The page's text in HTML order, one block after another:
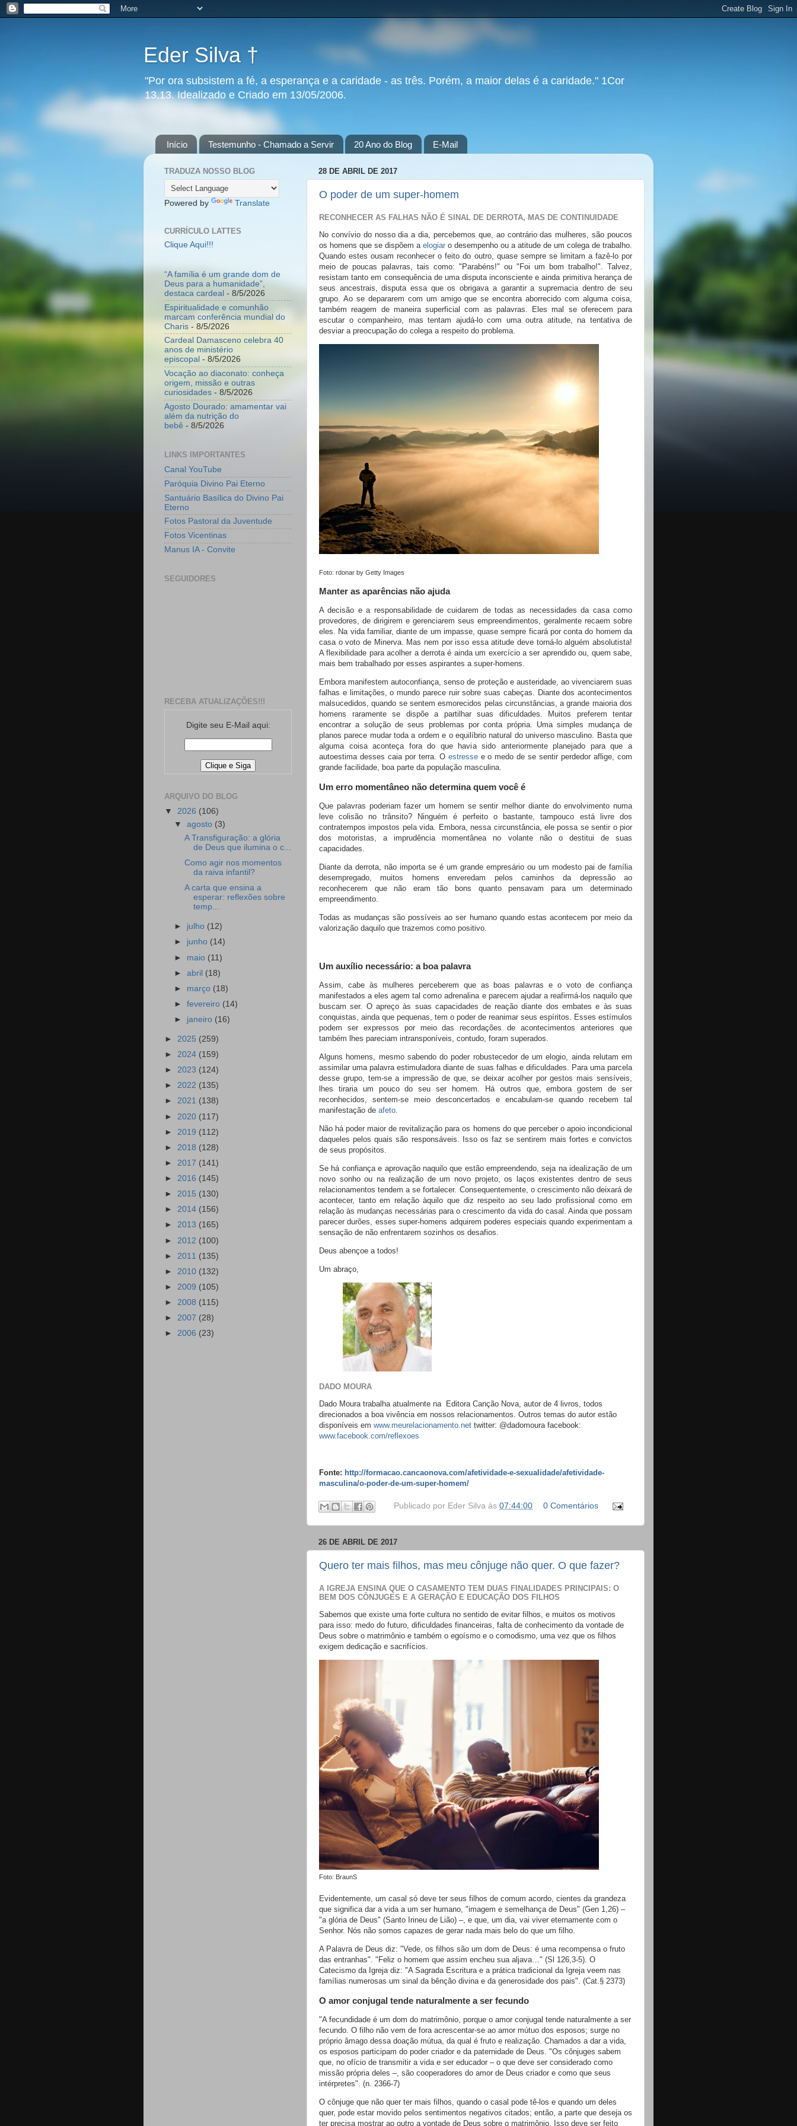
Eder Silva †
"Por ora subsistem a fé, a esperança e a caridade - as três. Porém, a maior delas é a caridade." 1Cor
13,13. Idealizado e Criado em 13/05/2006.
Início Testemunho - Chamado a Servir 20 Ano do Blog E-Mail
28 DE ABRIL DE 2017
O poder de um super-homem
RECONHECER AS FALHAS NÃO É SINAL DE DERROTA, MAS DE CONTINUIDADE
No convívio do nosso dia a dia, percebemos que, ao contrário das mulheres, são poucos
os homens que se dispõem a elogiar o desempenho ou a atitude de um colega de trabalho.
Quando estes ousam reconhecer o feito do outro, quase sempre se limitam a fazê-lo por
meio de poucas palavras, tais como: "Parabéns!" ou "Foi um bom trabalho!". Talvez,
resistam tanto em consequência de uma disputa inconsciente e ainda primitiva herança de
seus ancestrais, disputa essa que os obrigava a garantir a supremacia dentro de seu
grupo. Ao se depararem com um amigo que se encontra aborrecido com alguma coisa,
também reagem de maneira superficial com as palavras. Eles mal se oferecem para
escutar o companheiro, mas tentam ajudá-lo com uma outra atitude, na tentativa de
desviar a preocupação do colega a respeito do problema.
Foto: rdonar by Getty Images
Manter as aparências não ajuda
A decisão e a responsabilidade de cuidarem de todas as necessidades da casa como
provedores, de dirigirem e gerenciarem seus empreendimentos, geralmente recaem sobre
eles. Na vida familiar, diante de um impasse, quase sempre ficará por conta do homem da
casa o voto de Minerva. Mas nem por isso essa atitude deve torná-lo alguém absolutista!
A flexibilidade para acolher a derrota é ainda um exercício a ser aprendido ou, quem sabe,
mais bem trabalhado por esses aspirantes a super-homens.
Embora manifestem autoconfiança, senso de proteção e austeridade, ao vivenciarem suas
falhas e limitações, o mundo parece ruir sobre suas cabeças. Diante dos acontecimentos
malsucedidos, quando se sentem esmorecidos pelas circunstâncias, a grande maioria dos
homens raramente se dispõe a partilhar suas dificuldades. Muitos preferem tentar
encontrar a solução de seus problemas por conta própria. Uma simples mudança de
planos parece mudar toda a ordem e o equilíbrio natural do universo masculino. Basta que
alguma coisa aconteça fora do que havia sido anteriormente planejado para que a
autoestima desses caia por terra. O estressee o medo de se sentir perdedor aflige, com
grande facilidade, boa parte da população masculina.
Um erro momentâneo não determina quem você é
Que palavras poderiam fazer um homem se sentir melhor diante do envolvimento numa
leve colisão no trânsito? Ninguém é perfeito o bastante, tampouco está livre dos
contratempos impostos pela vida. Embora, nessa circunstância, ele possa se sentir o pior
dos motoristas, a imprudência momentânea no volante não o destitui de suas
capacidades.
Diante da derrota, não importa se é um grande empresário ou um modesto pai de família
desempregado, muitos homens enveredam pelos caminhos da depressão ao
reconhecerem que não eram tão bons quanto pensavam para um determinado
empreendimento.
Todas as mudanças são possíveis ao ser humano quando estas acontecem por meio da
valorização daquilo que trazemos como positivo.
Um auxílio necessário: a boa palavra
Assim, cabe às mulheres perceberem que as boas palavras e o voto de confiança
manifestados a eles agem tal como adrenalina e parecem ajudar a reafirmá-los naquilo que
buscam ser. O apreço às suas capacidades de reação diante dos embates e às suas
conquistas, ainda que pequenas, tem o poder de reanimar seus espíritos. Esses estímulos
podem ser expressos por meio das recordações de acontecimentos anteriores que
também lhes pareciam intransponíveis, contudo, foram superados.
Alguns homens, mesmo sabendo do poder robustecedor de um elogio, ainda relutam em
assimilar uma palavra estimuladora diante de suas falhas e dificuldades. Para uma parcela
desse grupo, tem-se a impressão de que, se deixar acolher por gestos mais sensíveis,
lhes tiraria um pouco do seu ser homem. Há outros que, embora gostem de ser
reconhecidos, sentem-se meio desconcertados e encabulam-se quando recebem tal
manifestação de afeto.
Não há poder maior de revitalização para os homens do que perceber o apoio incondicional
daqueles pelos quais são responsáveis. Isso os faz se sentirem mais fortes e convictos
de seus propósitos.
Se há confiança e aprovação naquilo que estão empreendendo, seja na idealização de um
novo sonho ou na realização de um novo projeto, os laços existentes dentro de seus
relacionamentos tendem a se fortalecer. Consequentemente, o crescimento não deixará de
acontecer, tanto em relação àquilo que diz respeito ao seu lado profissional como em
relação às mudanças necessárias para o crescimento da vida do casal. Ainda que possam
parecer durões, esses super-homens adquirem poderes especiais quando experimentam a
sensação de não enfrentarem sozinhos os desafios.
Deus abençoe a todos!
Um abraço,
DADO MOURA
Dado Moura trabalha atualmente na Editora Canção Nova, autor de 4 livros, todos
direcionados a boa vivência em nossos relacionamentos. Outros temas do autor estão
disponíveis em www.meurelacionamento.net twitter: @dadomoura facebook:
www.facebook.com/reflexoes
Fonte: http://formacao.cancaonova.com/afetividade-e-sexualidade/afetividade-
masculina/o-poder-de-um-super-homem/
Publicado por Eder Silva às 07:44:00 0 Comentários
26 DE ABRIL DE 2017
Quero ter mais filhos, mas meu cônjuge não quer. O que fazer?
A IGREJA ENSINA QUE O CASAMENTO TEM DUAS FINALIDADES PRINCIPAIS: O
BEM DOS CÔNJUGES E A GERAÇÃO E EDUCAÇÃO DOS FILHOS
Sabemos que existe uma forte cultura no sentido de evitar filhos, e muitos os motivos
para isso: medo do futuro, dificuldades financeiras, falta de conhecimento da vontade de
Deus sobre o matrimônio e também o egoísmo e o comodismo, uma vez que os filhos
exigem dedicação e sacrifícios.
Foto: BraunS
Evidentemente, um casal só deve ter seus filhos de comum acordo, cientes da grandeza
que significa dar a vida a um ser humano, "imagem e semelhança de Deus" (Gen 1,26) –
"a glória de Deus" (Santo Irineu de Lião) –, e que, um dia, vai viver eternamente com o
Senhor. Nós não somos capazes de gerar nada mais belo do que um filho.
A Palavra de Deus diz: "Vede, os filhos são um dom de Deus: é uma recompensa o fruto
das entranhas". "Feliz o homem que assim encheu sua aljava…" (Sl 126,3-5). O
Catecismo da Igreja diz: "A Sagrada Escritura e a prática tradicional da Igreja veem nas
famílias numerosas um sinal da bênção divina e da generosidade dos pais". (Cat.§ 2373)
O amor conjugal tende naturalmente a ser fecundo
"A fecundidade é um dom do matrimônio, porque o amor conjugal tende naturalmente a ser
fecundo. O filho não vem de fora acrescentar-se ao amor mútuo dos esposos; surge no
próprio âmago dessa doação mútua, da qual é fruto e realização. Chamados a dar a vida,
os esposos participam do poder criador e da paternidade de Deus. "Os cônjuges sabem
que, no ofício de transmitir a vida e ser educador – o que deve ser considerado como
missão própria deles –, são cooperadores do amor de Deus criador e como que seus
intérpretes". (n. 2366-7)
O cônjuge que não quer ter mais filhos, quando o casal pode tê-los e quando um deles
quer, pode estar movido pelos sentimentos negativos citados; então, a parte que deseja os
ter precisa mostrar ao outro a vontade de Deus sobre o matrimônio. Isso deve ser feito
TRADUZA NOSSO BLOG
Powered by Translate
CURRÍCULO LATTES
Clique Aqui!!!
“A família é um grande dom de
Deus para a humanidade”,
destaca cardeal - 8/5/2026
Espiritualidade e comunhão
marcam conferência mundial do
Charis - 8/5/2026
Cardeal Damasceno celebra 40
anos de ministério
episcopal - 8/5/2026
Vocação ao diaconato: conheça
origem, missão e outras
curiosidades - 8/5/2026
Agosto Dourado: amamentar vai
além da nutrição do
bebê - 8/5/2026
LINKS IMPORTANTES
Canal YouTube
Paróquia Divino Pai Eterno
Santuário Basílica do Divino Pai
Eterno
Fotos Pastoral da Juventude
Fotos Vicentinas
Manus IA - Convite
SEGUIDORES
RECEBA ATUALIZAÇÕES!!!
Digite seu E-Mail aqui:
ARQUIVO DO BLOG
▼ 2026 (106)
▼agosto (3)
A Transfiguração: a glória
de Deus que ilumina o c...
Como agir nos momentos
da raiva infantil?
A carta que ensina a
esperar: reflexões sobre
temp...
► julho (12)
► junho (14)
► maio (11)
►abril (18)
► março (18)
►fevereiro (14)
► janeiro (16)
► 2025 (259)
► 2024 (159)
► 2023 (124)
► 2022 (135)
► 2021 (138)
► 2020 (117)
► 2019 (112)
► 2018 (128)
► 2017 (141)
► 2016 (145)
► 2015 (130)
► 2014 (156)
► 2013 (165)
► 2012 (100)
► 2011 (135)
► 2010 (132)
► 2009 (105)
► 2008 (115)
► 2007 (28)
► 2006 (23)